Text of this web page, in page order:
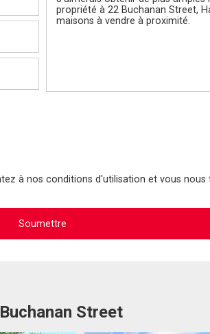
à nos conditions d'utilisation et vous
Street